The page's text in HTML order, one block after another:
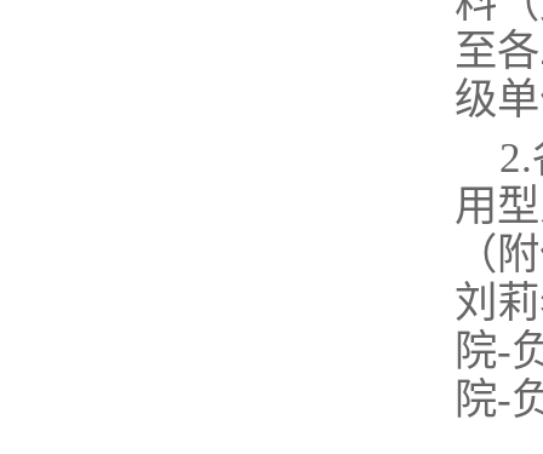
至
级
2.
用
（
刘
院-
院-